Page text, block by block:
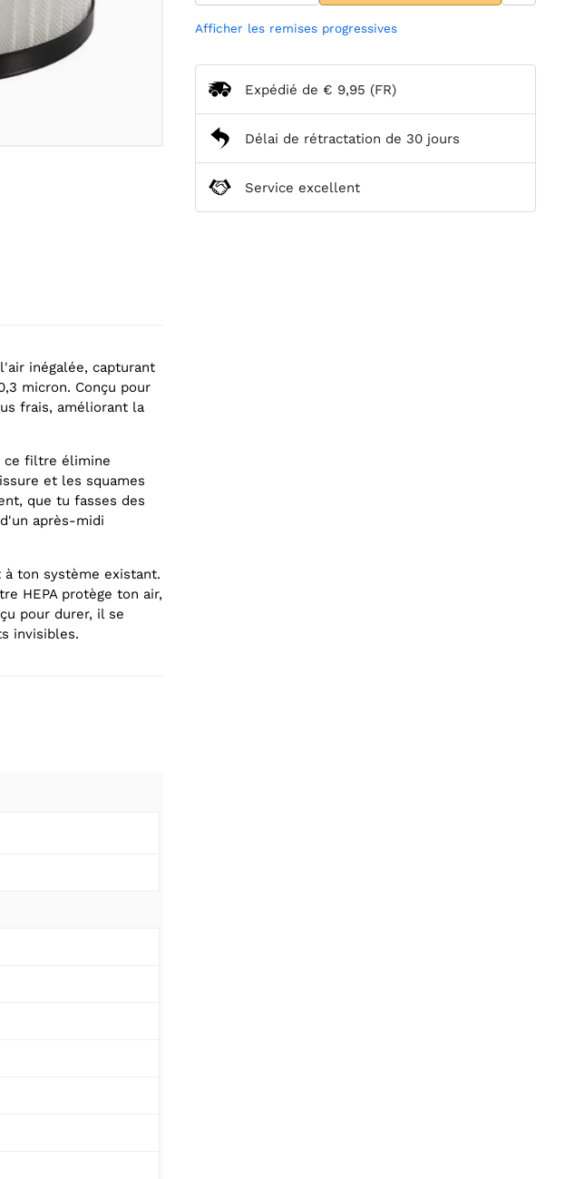
inégalée, capturant
micron. Conçu pour
frais, améliorant la
ce filtre élimine
et les squames
que tu fasses des
après-midi
ton système existant.
HEPA protège ton air,
pour durer, il se
invisibles.
Afficher les remises progressives
Expédié de € 9,95 (FR)
Délai de rétractation de 30 jours
Service excellent